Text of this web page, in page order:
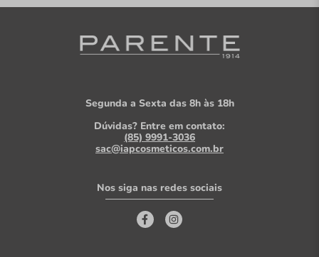
Segunda a Sexta das 8h às 18h
Dúvidas? Entre em contato:
(85) 9991-3036
sac@iapcosmeticos.com.br
Nos siga nas redes sociais